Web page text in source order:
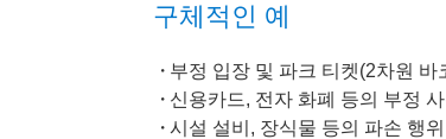
구체적인 예
부정 입장 및 파크 티켓(2차원
신용카드, 전자 화폐 등의 부정
시설 설비, 장식물 등의 파손 행위